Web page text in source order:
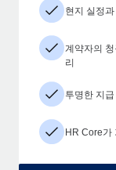
현지 실정
계약자의
리
투명한 지
HR Core가